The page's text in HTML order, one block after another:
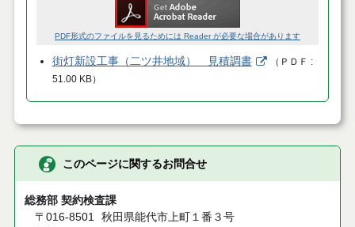
PDF形式のファイルを見るためには Reader が必要な場合があります
街灯新設工事（二ツ井地域） 見積調書 （ ＰＤＦ
51.00 KB）
このページに関するお問合せ
総務部 契約検査課
〒016-8501 秋田県能代市上町１番３号